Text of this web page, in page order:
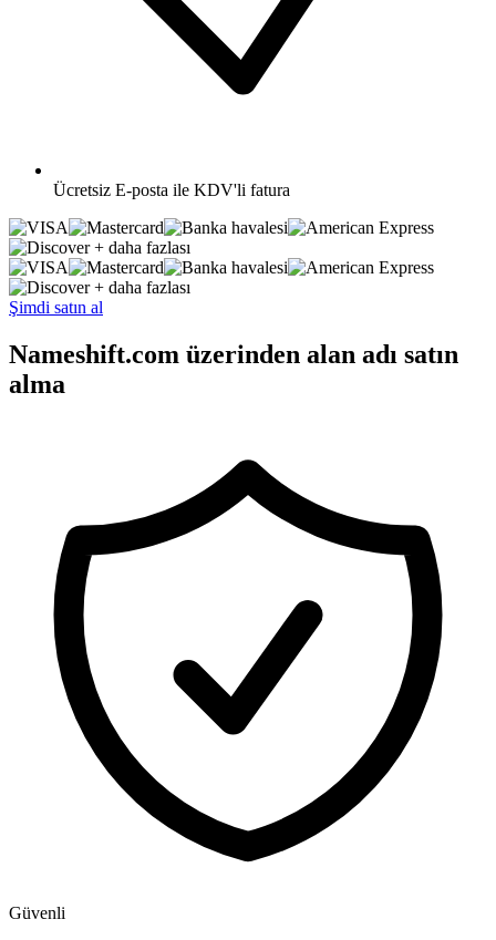
Ücretsiz E-posta ile KDV'li fatura
+ daha fazlası
+ daha fazlası
Şimdi satın al
Nameshift.com üzerinden alan adı satın
alma
Güvenli